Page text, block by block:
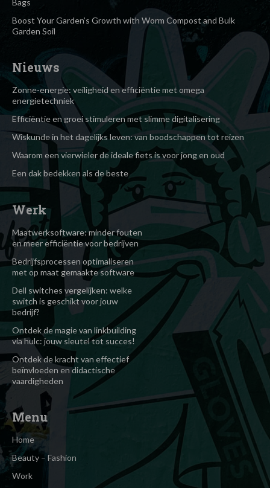
Bags
Boost Your Garden’s Growth with Worm Compost and Bulk
Garden Soil
Nieuws
Zonne-energie: veiligheid en efficiëntie met omega
energietechniek
Efficiëntie en groei stimuleren met slimme digitalisering
Wiskunde in het dagelijks leven: van boodschappen tot reizen
Waarom een vierwieler de ideale fiets is voor jong en oud
Een dak bedekken als de beste
Werk
Maatwerksoftware: minder fouten
en meer efficiëntie voor bedrijven
Bedrijfsprocessen optimaliseren
met op maat gemaakte software
Dell switches vergelijken: welke
switch is geschikt voor jouw
bedrijf?
Ontdek de magie van linkbuilding
via hulc: jouw sleutel tot succes!
Ontdek de kracht van effectief
beïnvloeden en didactische
vaardigheden
Menu
Home
Beauty – Fashion
Work